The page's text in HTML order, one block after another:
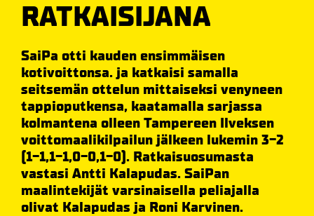
RATKAISIJANA
SaiPa otti kauden ensimmäisen
kotivoittonsa. ja katkaisi samalla
seitsemän ottelun mittaiseksi venyneen
tappioputkensa, kaatamalla sarjassa
kolmantena olleen Tampereen Ilveksen
voittomaalikilpailun jälkeen lukemin 3-2
(1-1,1-1,0-0,1-0). Ratkaisuosumasta
vastasi Antti Kalapudas. SaiPan
maalintekijät varsinaisella peliajalla
olivat Kalapudas ja Roni Karvinen.